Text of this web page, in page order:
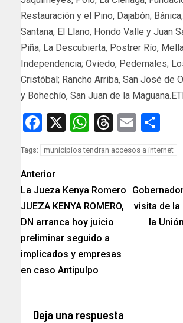
Restauración y el Pino, Dajabón;
Santana, El Llano, Hondo Valle y Juan
Piña; La Descubierta, Postrer Río,
Independencia; Oviedo, Pedernales;
Cristóbal; Rancho Arriba, San José de
y Bohechío, San Juan de la
Facebook
X WhatsApp
Threads
Email
Tags: municipios tendran accesos a internet
Anterior
La Jueza Kenya Romero
JUEZA KENYA ROMERO,
DN arranca hoy juicio
preliminar seguido a
implicados y empresas
en caso Antipulpo
visita de
la
Deja una respuesta